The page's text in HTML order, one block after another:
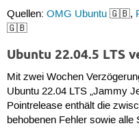
Quellen: OMG Ubuntu🇬🇧,
🇬🇧
Ubuntu 22.04.5 LTS
Mit zwei Wochen
Ubuntu 22.04 LTS „Jammy
Pointrelease enthält die
behobenen Fehler sowie